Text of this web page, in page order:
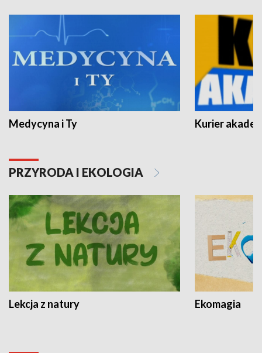
Medycyna i Ty Kurier
PRZYRODA I EKOLOGIA
Lekcja z natury Ekomagia